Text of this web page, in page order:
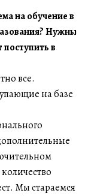
на обучение в
Нужны
в
все.
на базе
количество
Мы стараемся